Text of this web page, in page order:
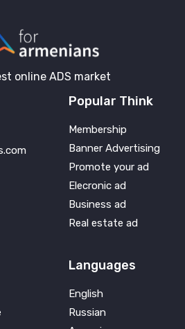
online ADS market
Popular Think
Membership
Banner Advertising
Promote your ad
Elecronic ad
Business ad
Real estate ad
Languages
English
Russian